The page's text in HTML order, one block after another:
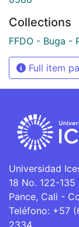
Collections
FFDO - Buga -
Full item
Universidad
18 No. 122-135
Pance, Cali -
Teléfono: +57
2334